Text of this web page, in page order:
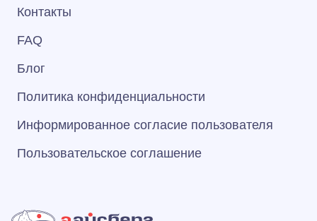
Контакты
FAQ
Блог
Политика конфиденциальности
Информированное согласие пользователя
Пользовательское соглашение